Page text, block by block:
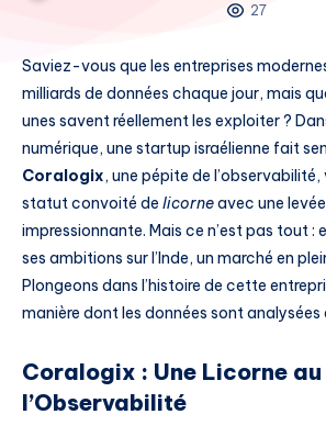
27
Saviez-vous que les entreprises
milliards de données chaque jour, mais
unes savent réellement les exploiter ?
numérique, une startup israélienne fait
Coralogix, une pépite de
statut convoité de licorneavec une
impressionnante. Mais ce n’est pas tout :
ses ambitions sur l’Inde, un marché en
Plongeons dans l’histoire de cette
manière dont les données sont analysées
Coralogix : Une Licorne
l’Observabilité